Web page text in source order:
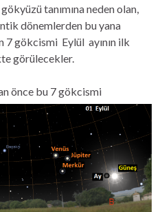
tanımına neden olan,
dönemlerden bu yana
7 gökcismi Eylül ayının ilk
görülecekler.
önce bu 7 gökcismi